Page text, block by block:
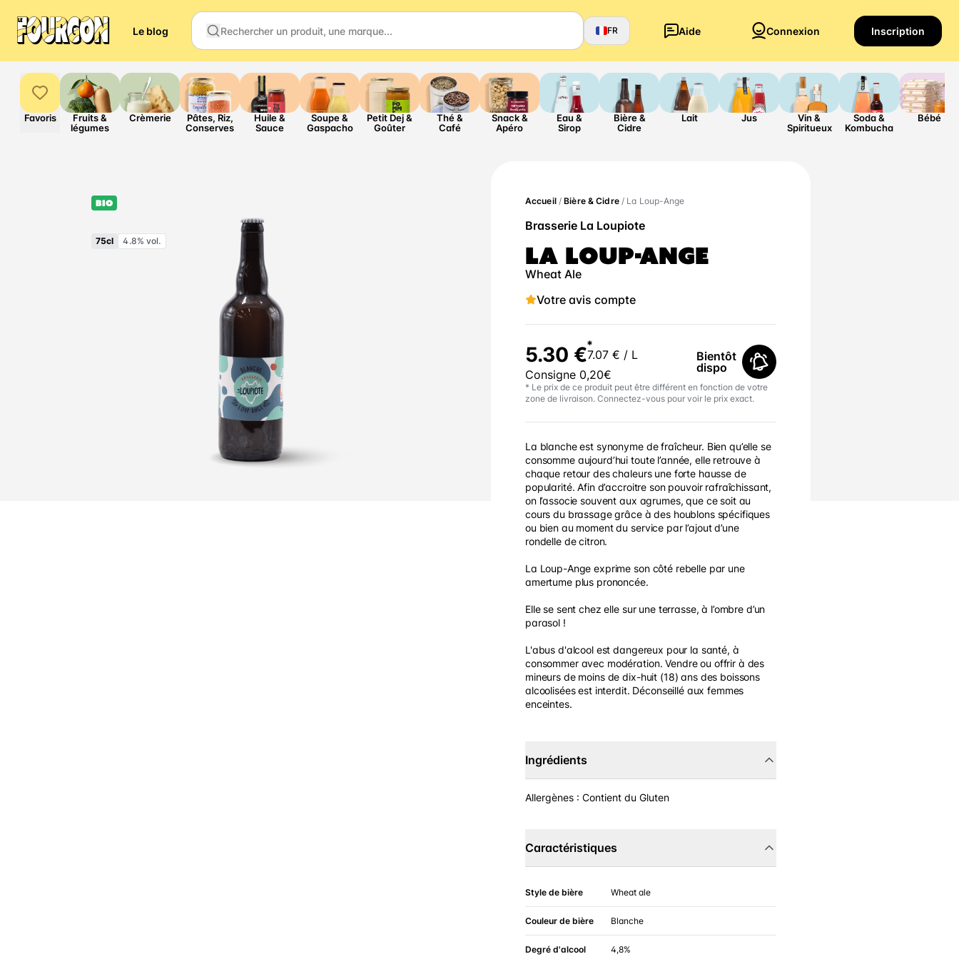
Le blog FR Aide Connexion Inscription
Favoris
Fruits &
légumes
Crèmerie
Pâtes, Riz,
Conserves
Huile &
Sauce
Soupe &
Gaspacho
Petit Dej &
Goûter
Thé &
Café
Snack &
Apéro
Eau &
Sirop
Bière &
Cidre
Lait Jus
Vin &
Spiritueux
Soda &
Kombucha
Bébé
BIO
75cl 4.8% vol.
Accueil/Bière & Cidre/ La Loup-Ange
Brasserie La Loupiote
LA LOUP-ANGE
Wheat Ale
Votre avis compte
5.30 €*
7.07 € / L
Consigne 0,20€
Bientôt
dispo
* Le prix de ce produit peut être différent en fonction de votre
zone de livraison. Connectez-vous pour voir le prix exact.
La blanche est synonyme de fraîcheur. Bien qu’elle se
consomme aujourd’hui toute l’année, elle retrouve à
chaque retour des chaleurs une forte hausse de
popularité. Afin d’accroitre son pouvoir rafraîchissant,
on l’associe souvent aux agrumes, que ce soit au
cours du brassage grâce à des houblons spécifiques
ou bien au moment du service par l’ajout d’une
rondelle de citron.
La Loup-Ange exprime son côté rebelle par une
amertume plus prononcée.
Elle se sent chez elle sur une terrasse, à l’ombre d’un
parasol !
L'abus d'alcool est dangereux pour la santé, à
consommer avec modération. Vendre ou offrir à des
mineurs de moins de dix-huit (18) ans des boissons
alcoolisées est interdit. Déconseillé aux femmes
enceintes.
Ingrédients
Allergènes : Contient du Gluten
Caractéristiques
Style de bière Wheat ale
Couleur de bière Blanche
Degré d'alcool 4,8%